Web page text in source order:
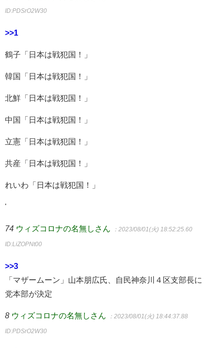
ID:PDSrO2W30
>>1
鶴子「日本は戦犯国！」
韓国「日本は戦犯国！」
北鮮「日本は戦犯国！」
中国「日本は戦犯国！」
立憲「日本は戦犯国！」
共産「日本は戦犯国！」
れいわ「日本は戦犯国！」
'
74 ウィズコロナの名無しさん ：2023/08/01(火) 18:52:25.60
ID:LiZOPNt00
>>3
「マザームーン」山本朋広氏、自民神奈川４区支部長に
党本部が決定
8 ウィズコロナの名無しさん ：2023/08/01(火) 18:44:37.88
ID:PDSrO2W30